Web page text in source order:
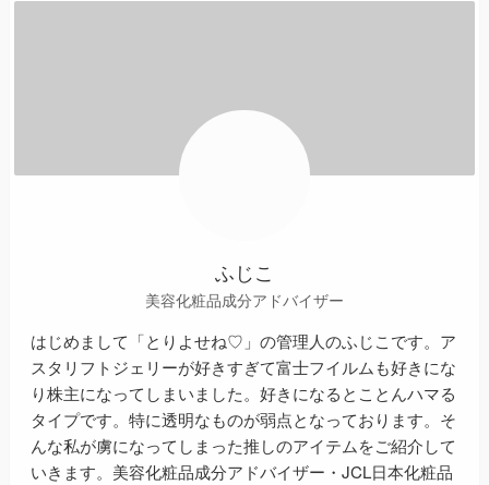
ふじこ
美容化粧品成分アドバイザー
はじめまして「とりよせね♡」の管理人のふじこです。ア
スタリフトジェリーが好きすぎて富士フイルムも好きにな
り株主になってしまいました。好きになるとことんハマる
タイプです。特に透明なものが弱点となっております。そ
んな私が虜になってしまった推しのアイテムをご紹介して
いきます。美容化粧品成分アドバイザー・JCL日本化粧品